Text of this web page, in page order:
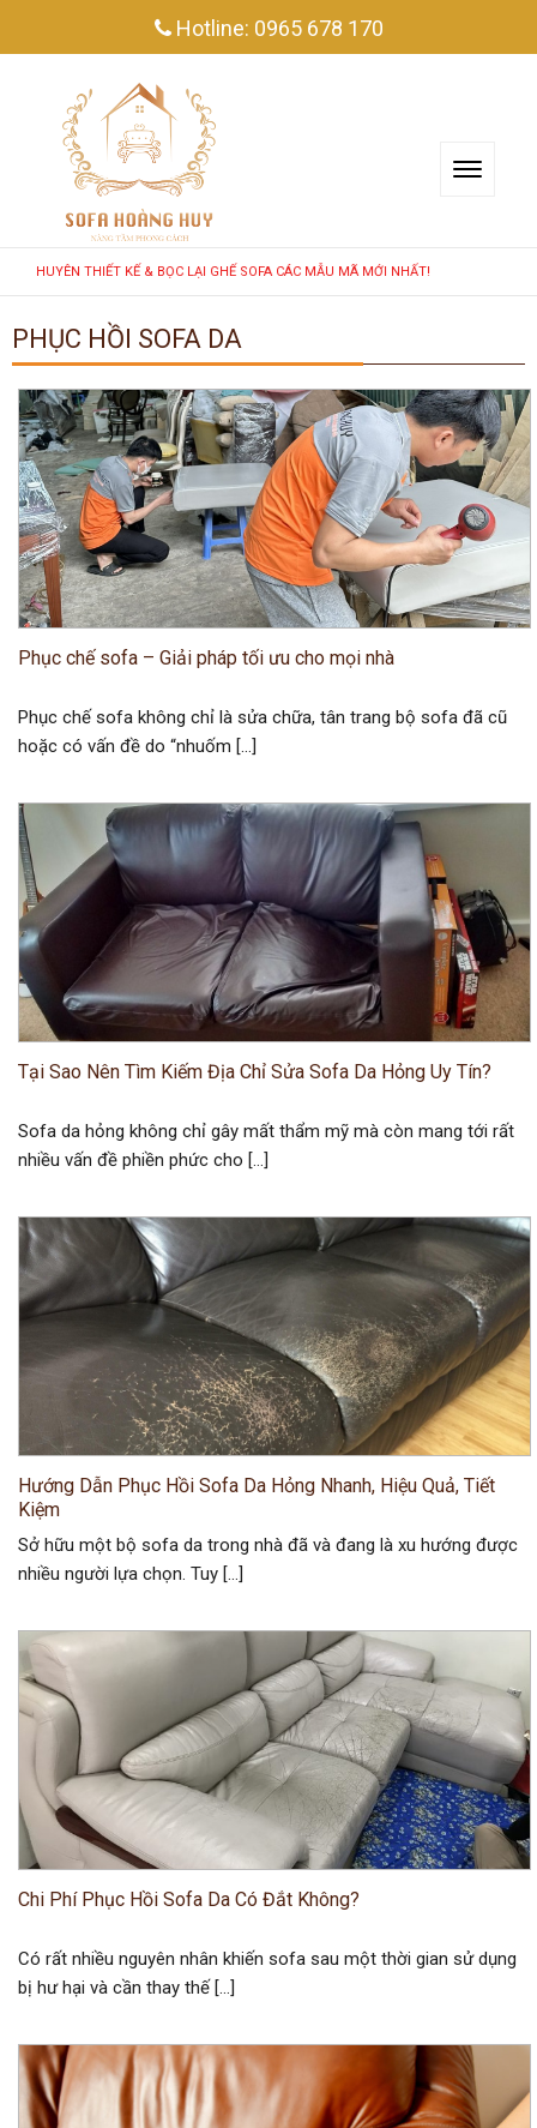
Hotline: 0965 678 170
KẾ & BỌC LẠI GHẾ SOFA CÁC MẪU MÃ MỚI NHẤT!
PHỤC HỒI SOFA DA
Phục chế sofa – Giải pháp tối ưu cho mọi nhà
Phục chế sofa không chỉ là sửa chữa, tân trang bộ sofa đã cũ
hoặc có vấn đề do “nhuốm […]
Tại Sao Nên Tìm Kiếm Địa Chỉ Sửa Sofa Da Hỏng Uy Tín?
Sofa da hỏng không chỉ gây mất thẩm mỹ mà còn mang tới rất
nhiều vấn đề phiền phức cho […]
Hướng Dẫn Phục Hồi Sofa Da Hỏng Nhanh, Hiệu Quả, Tiết
Kiệm
Sở hữu một bộ sofa da trong nhà đã và đang là xu hướng được
nhiều người lựa chọn. Tuy […]
Chi Phí Phục Hồi Sofa Da Có Đắt Không?
Có rất nhiều nguyên nhân khiến sofa sau một thời gian sử dụng
bị hư hại và cần thay thế […]